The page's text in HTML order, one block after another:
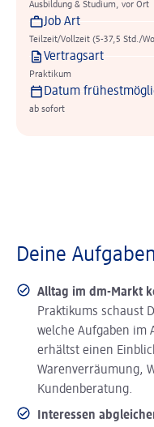
Ausbildung & Studium, vor Ort
Job Art
Teilzeit/Vollzeit (5-37,5 Std./
Vertragsart
Praktikum
Datum
ab sofort
Deine
Alltag im dm-Markt
Praktikums schaust
welche Aufgaben im
erhältst einen
Warenverräumung,
Kundenberatung.
Interessen